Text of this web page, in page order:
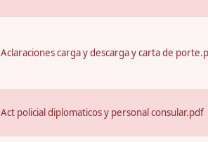
Aclaraciones carga y descarga y carta de
Act policial diplomaticos y personal consular.pdf